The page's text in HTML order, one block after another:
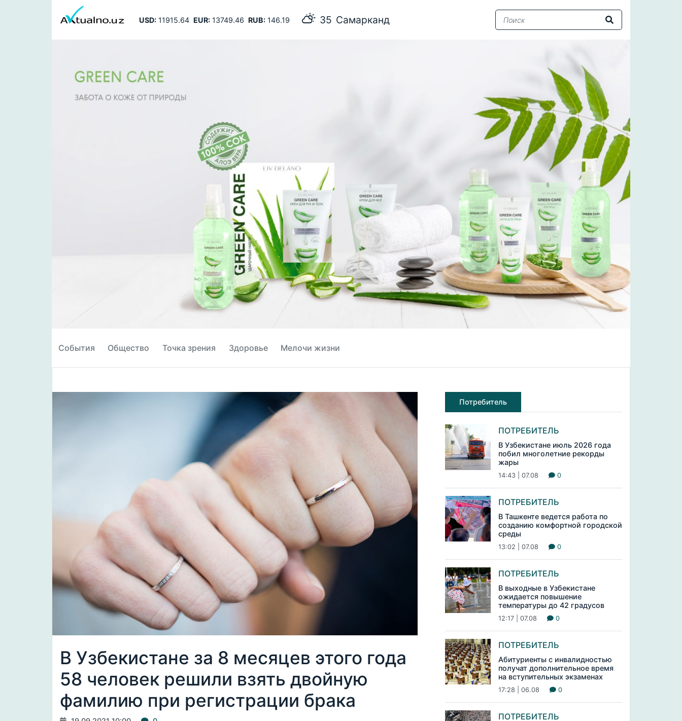
USD:11915.64 EUR:13749.46 RUB:146.19 35 Самарканд
События Общество Точка зрения Здоровье Мелочи жизни
В Узбекистане за 8 месяцев этого года
58 человек решили взять двойную
фамилию при регистрации брака
Потребитель
ПОТРЕБИТЕЛЬ
В Узбекистане июль 2026 года
побил многолетние рекорды
жары
14:43 | 07.08 0
ПОТРЕБИТЕЛЬ
В Ташкенте ведется работа по
созданию комфортной городской
среды
13:02 | 07.08 0
ПОТРЕБИТЕЛЬ
В выходные в Узбекистане
ожидается повышение
температуры до 42 градусов
12:17 | 07.08 0
ПОТРЕБИТЕЛЬ
Абитуриенты с инвалидностью
получат дополнительное время
на вступительных экзаменах
17:28 | 06.08 0
ПОТРЕБИТЕЛЬ